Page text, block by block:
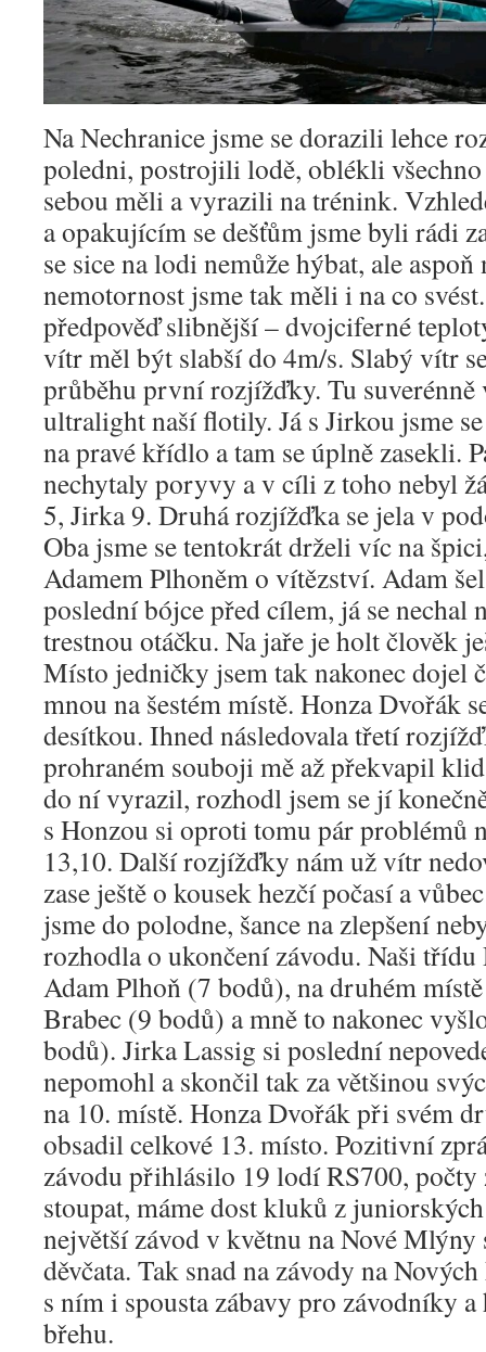
Na Nechranice jsme se dorazili lehce
poledni, postrojili lodě, oblékli
sebou měli a vyrazili na trénink.
a opakujícím se dešťům jsme byli rádi
se sice na lodi nemůže hýbat, ale
nemotornost jsme tak měli i na co
předpověď slibnější – dvojciferné
vítr měl být slabší do 4m/s. Slabý vítr
průběhu první rozjížďky. Tu suverénně
ultralight naší flotily. Já s Jirkou jsme
na pravé křídlo a tam se úplně zasekli.
nechytaly poryvy a v cíli z toho nebyl
5, Jirka 9. Druhá rozjížďka se jela v
Oba jsme se tentokrát drželi víc na
Adamem Plhoněm o vítězství. Adam
poslední bójce před cílem, já se nechal
trestnou otáčku. Na jaře je holt člověk
Místo jedničky jsem tak nakonec dojel
mnou na šestém místě. Honza Dvořák
desítkou. Ihned následovala třetí
prohraném souboji mě až překvapil
do ní vyrazil, rozhodl jsem se jí
s Honzou si oproti tomu pár problémů
13,10. Další rozjížďky nám už vítr
zase ještě o kousek hezčí počasí a
jsme do polodne, šance na zlepšení
rozhodla o ukončení závodu. Naši
Adam Plhoň (7 bodů), na druhém
Brabec (9 bodů) a mně to nakonec
bodů). Jirka Lassig si poslední
nepomohl a skončil tak za většinou
na 10. místě. Honza Dvořák při svém
obsadil celkové 13. místo. Pozitivní
závodu přihlásilo 19 lodí RS700,
stoupat, máme dost kluků z
největší závod v květnu na Nové Mlýny
děvčata. Tak snad na závody na
s ním i spousta zábavy pro závodníky
břehu.